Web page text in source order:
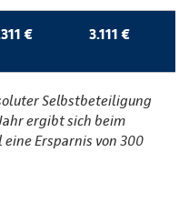
€ 3.111 €
Selbstbeteiligung
ergibt sich beim
eine Ersparnis von 300